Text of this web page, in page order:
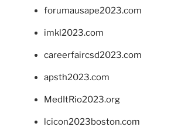
forumausape2023.com
imkl2023.com
careerfaircsd2023.com
apsth2023.com
MedItRio2023.org
lcicon2023boston.com